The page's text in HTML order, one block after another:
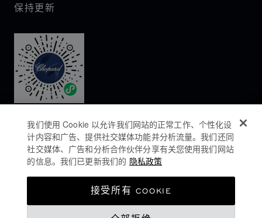
保持更新
COOKIES政策
我们使用 Cookie 以允许我们网站的正常工作、个性化设
计内容和广告、提供社交媒体功能并分析流量。我们还同
社交媒体、广告和分析合作伙伴分享有关您使用我们网站
的信息。我们已更新我们的 隐私政策
接受所有 COOKIE